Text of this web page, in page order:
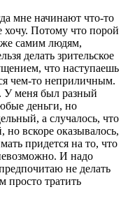
мне начинают что-то
хочу. Потому что порой
самим людям,
делать зрительское
что наступаешь
чем-то неприличным.
У меня был разный
деньги, но
а случалось, что
вскоре оказывалось,
придется на то, что
И надо
не делать
просто тратить